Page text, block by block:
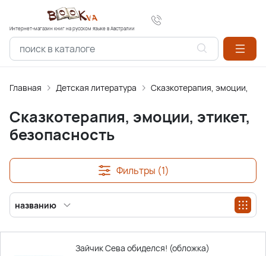
Интернет-магазин книг на русском языке в Австралии
Главная Детская литература Сказкотерапия, эмоции,
Сказкотерапия, эмоции, этикет,
безопасность
Фильтры (1)
названию
Зайчик Сева обиделся! (обложка)